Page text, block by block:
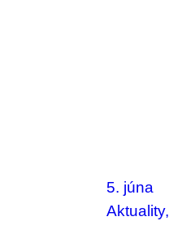
5. júna
Aktuality,